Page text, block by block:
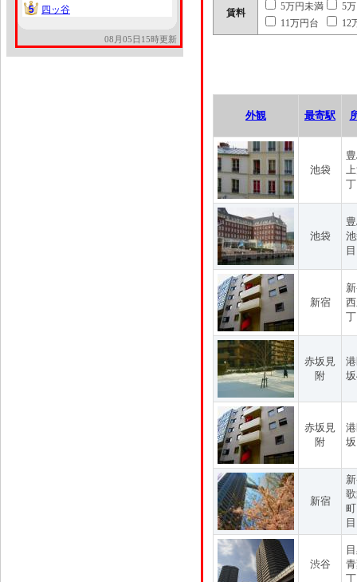
5
5 四ッ谷
08月05日15時更新
賃料
5万円未満
5
11万円台
12
外観 最寄駅
池袋
池袋
新宿
赤坂見
附
赤坂見
附
新宿
目
渋谷